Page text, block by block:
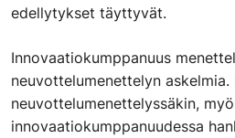
edellytykset täyttyvät.
Innovaatiokumppanuus
neuvottelumenettelyn askelmia.
neuvottelumenettelyssäkin,
innovaatiokumppanuudessa